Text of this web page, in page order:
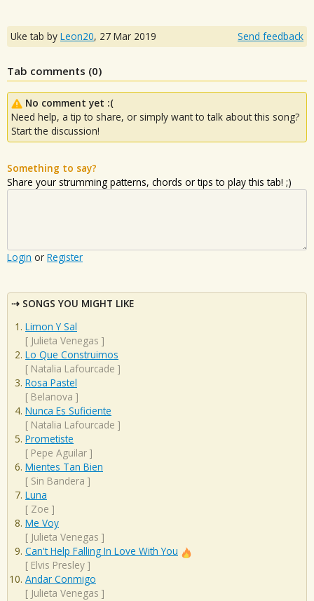
Uke tab by Leon20, 27 Mar 2019 Send feedback
Tab comments (0)
No comment yet :(
Need help, a tip to share, or simply want to talk about this song?
Start the discussion!
Something to say?
Share your strumming patterns, chords or tips to play this tab! ;)
Login or Register
SONGS YOU MIGHT LIKE
Limon Y Sal
[ Julieta Venegas ]
Lo Que Construimos
[ Natalia Lafourcade ]
Rosa Pastel
[ Belanova ]
Nunca Es Suficiente
[ Natalia Lafourcade ]
Prometiste
[ Pepe Aguilar ]
Mientes Tan Bien
[ Sin Bandera ]
Luna
[ Zoe ]
Me Voy
[ Julieta Venegas ]
Can't Help Falling In Love With You
[ Elvis Presley ]
Andar Conmigo
[ Julieta Venegas ]